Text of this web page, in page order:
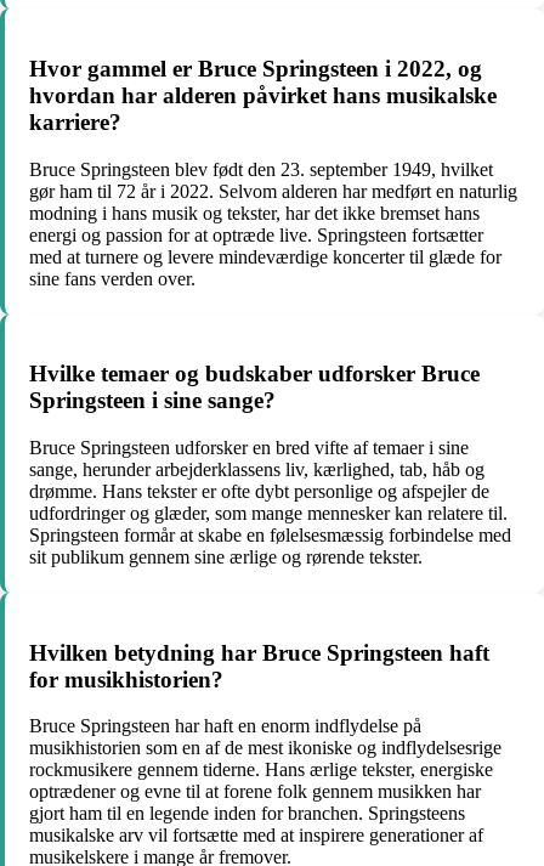
Hvor gammel er Bruce Springsteen i 2022, og
hvordan har alderen påvirket hans musikalske
karriere?
Bruce Springsteen blev født den 23. september 1949, hvilket
gør ham til 72 år i 2022. Selvom alderen har medført en naturlig
modning i hans musik og tekster, har det ikke bremset hans
energi og passion for at optræde live. Springsteen fortsætter
med at turnere og levere mindeværdige koncerter til glæde for
sine fans verden over.
Hvilke temaer og budskaber udforsker Bruce
Springsteen i sine sange?
Bruce Springsteen udforsker en bred vifte af temaer i sine
sange, herunder arbejderklassens liv, kærlighed, tab, håb og
drømme. Hans tekster er ofte dybt personlige og afspejler de
udfordringer og glæder, som mange mennesker kan relatere til.
Springsteen formår at skabe en følelsesmæssig forbindelse med
sit publikum gennem sine ærlige og rørende tekster.
Hvilken betydning har Bruce Springsteen haft
for musikhistorien?
Bruce Springsteen har haft en enorm indflydelse på
musikhistorien som en af de mest ikoniske og indflydelsesrige
rockmusikere gennem tiderne. Hans ærlige tekster, energiske
optrædener og evne til at forene folk gennem musikken har
gjort ham til en legende inden for branchen. Springsteens
musikalske arv vil fortsætte med at inspirere generationer af
musikelskere i mange år fremover.